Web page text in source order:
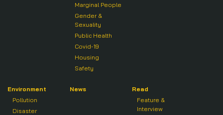
Marginal People
Gender &
Sexuality
Public Health
Covid-19
Housing
Safety
Environment
Pollution
Disaster
News
Read
Feature &
Interview